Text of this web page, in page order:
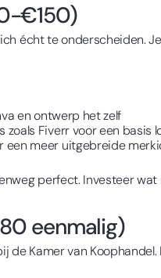
€150)
écht te onderscheiden.
en ontwerp het zelf
Fiverr voor een basis
een meer uitgebreide
perfect. Investeer
eenmalig)
de Kamer van